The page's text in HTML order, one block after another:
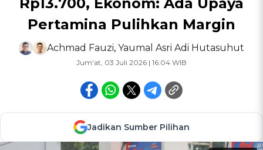
Pertamina Pulihkan Margin
Achmad Fauzi, Yaumal Asri Adi Hutasuhut
Jum'at, 03 Juli 2026 | 16:04 WIB
Jadikan Sumber Pilihan